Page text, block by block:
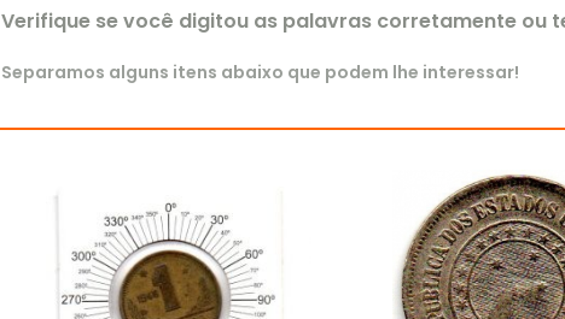
Verifique se você digitou as palavras corretamente ou
Separamos alguns itens abaixo que podem lhe interessar!